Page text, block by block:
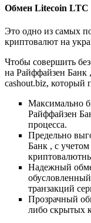
Обмен Litecoin LTC
Это одно из самых
криптовалют на
Чтобы совершить
на Райффайзен Банк
cashout.biz, который
Максимально
Райффайзен
процесса.
Предельно
Банк , с
Надежный
транзакций
Прозрачный
либо скрытых